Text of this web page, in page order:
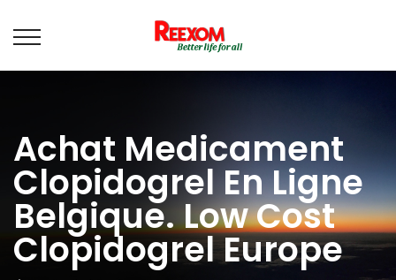
Achat Medicament
Clopidogrel En Ligne
Belgique. Low Cost
Clopidogrel Europe